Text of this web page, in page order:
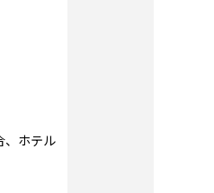
、ホテル